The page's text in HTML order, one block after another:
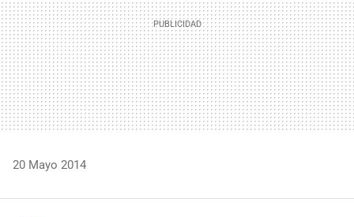
20 Mayo 2014